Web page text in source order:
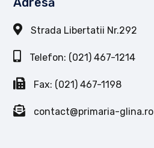
Strada Libertatii Nr.292
Telefon: (021) 467-1214
Fax: (021) 467-1198
contact@primaria-glina.ro